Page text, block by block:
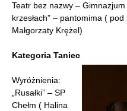
Teatr bez nazwy –
krzesłach” – pantomima (
Małgorzaty Krężel)
Kategoria Taniec
Wyróżnienia:
„Rusałki” – SP
Chełm ( Halina